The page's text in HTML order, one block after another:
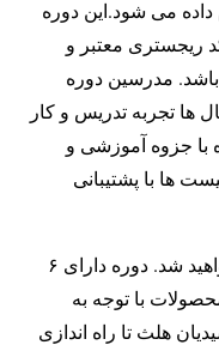
می شود.این دوره
ریجستری معتبر و
مدرسین دوره
ها تجربه تدریس و کار
با جزوه آموزشی و
ها با پشتیبانی
بعد دوره پوست شما وارد بازار کار خواهید شد. دوره دارای ۶
با توجه به
هلث تا راه اندازی